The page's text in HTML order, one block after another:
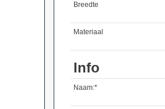
Breedte
Materiaal
Info
Naam:*